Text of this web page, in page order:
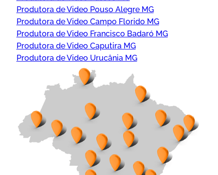
Produtora de Video Pouso Alegre MG
Produtora de Video Campo Florido MG
Produtora de Video Francisco Badaró MG
Produtora de Video Caputira MG
Produtora de Video Urucânia MG